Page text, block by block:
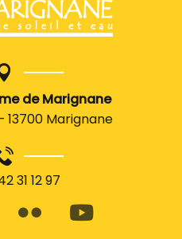
de Marignane
13700 Marignane
31 12 97